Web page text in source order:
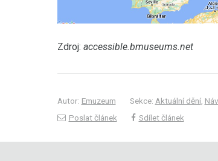
Zdroj: accessible.bmuseums.net
Autor: Emuzeum Sekce: Aktuální dění,
Poslat článek
Sdílet článek